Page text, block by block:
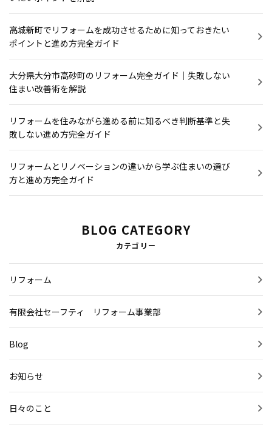
高城新町でリフォームを成功させるために知っておきたい
ポイントと進め方完全ガイド
大分県大分市高砂町のリフォーム完全ガイド｜失敗しない
住まい改善術を解説
リフォームを住みながら進める前に知るべき判断基準と失
敗しない進め方完全ガイド
リフォームとリノベーションの違いから学ぶ住まいの選び
方と進め方完全ガイド
BLOG CATEGORY
カテゴリー
リフォーム
有限会社セーフティ リフォーム事業部
Blog
お知らせ
日々のこと